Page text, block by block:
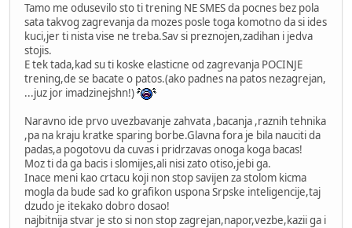
Tamo me odusevilo sto ti trening NE SMES da pocnes bez pola
sata takvog zagrevanja da mozes posle toga komotno da si ides
kuci,jer ti nista vise ne treba.Sav si preznojen,zadihan i jedva
stojis.
E tek tada,kad su ti koske elasticne od zagrevanja POCINJE
trening,de se bacate o patos.(ako padnes na patos nezagrejan,
...juz jor imadzinejshn!)
Naravno ide prvo uvezbavanje zahvata ,bacanja ,raznih tehnika
,pa na kraju kratke sparing borbe.Glavna fora je bila nauciti da
padas,a pogotovu da cuvas i pridrzavas onoga koga bacas!
Moz ti da ga bacis i slomijes,ali nisi zato otiso,jebi ga.
Inace meni kao crtacu koji non stop savijen za stolom kicma
mogla da bude sad ko grafikon uspona Srpske inteligencije,taj
dzudo je itekako dobro dosao!
najbitnija stvar je sto si non stop zagrejan,napor,vezbe,kazii ga i